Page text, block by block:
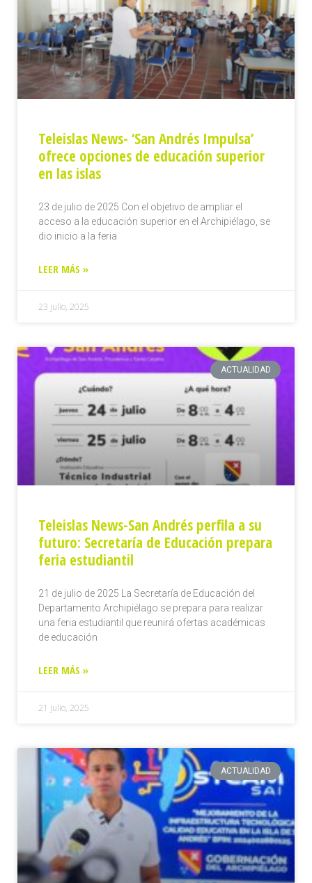
Teleislas News- ‘San Andrés Impulsa’
ofrece opciones de educación superior
en las islas
23 de julio de 2025 Con el objetivo de ampliar el
acceso a la educación superior en el Archipiélago, se
dio inicio a la feria
LEER MÁS »
23 julio, 2025
ACTUALIDAD
Teleislas News-San Andrés perfila a su
futuro: Secretaría de Educación prepara
feria estudiantil
21 de julio de 2025 La Secretaría de Educación del
Departamento Archipiélago se prepara para realizar
una feria estudiantil que reunirá ofertas académicas
de educación
LEER MÁS »
21 julio, 2025
ACTUALIDAD